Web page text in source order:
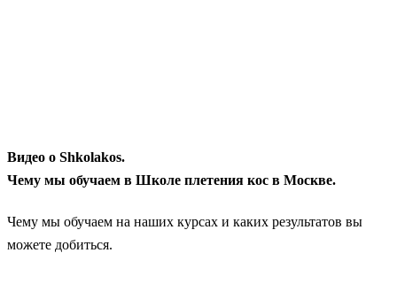
Видео о Shkolakos.
Чему мы обучаем в Школе плетения кос в Москве.
Чему мы обучаем на наших курсах и каких результатов вы
можете добиться.